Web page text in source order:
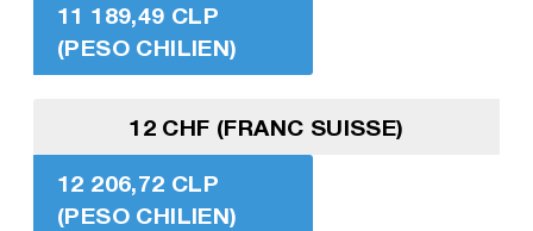
11 189,49 CLP
(PESO CHILIEN)
12 CHF (FRANC SUISSE)
12 206,72 CLP
(PESO CHILIEN)